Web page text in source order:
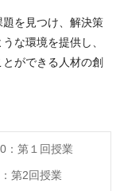
題を見つけ、解決策
な環境を提供し、
ができる人材の創
：第１回授業
第2回授業